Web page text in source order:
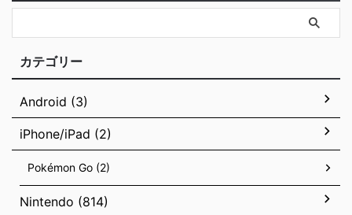
カテゴリー
Android (3)
iPhone/iPad (2)
Pokémon Go (2)
Nintendo (814)